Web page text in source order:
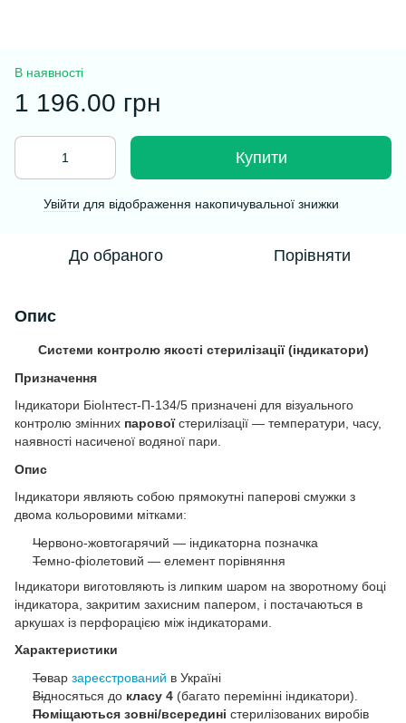
В наявності
1 196.00 грн
Купити
Увійти для відображення накопичувальної знижки
До обраного Порівняти
Опис
Системи контролю якості стерилізації (індикатори)
Призначення
Індикатори БіоІнтест-П-134/5 призначені для візуального
контролю змінних паровоїстерилізації — температури, часу,
наявності насиченої водяної пари.
Опис
Індикатори являють собою прямокутні паперові смужки з
двома кольоровими мітками:
Червоно-жовтогарячий — індикаторна позначка
Темно-фіолетовий — елемент порівняння
Індикатори виготовляють із липким шаром на зворотному боці
індикатора, закритим захисним папером, і постачаються в
аркушах із перфорацією між індикаторами.
Характеристики
Товар зареєстрований в Україні
Відносяться до класу 4 (багато перемінні індикатори).
Поміщаються зовні/всередині стерилізованих виробів